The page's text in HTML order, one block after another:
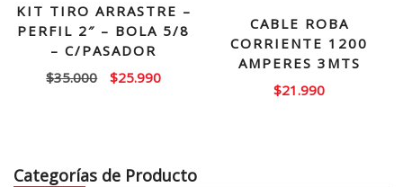
KIT TIRO ARRASTRE –
PERFIL 2″ – BOLA 5/8
– C/PASADOR
$35.000
El
$25.990El
CABLE ROBA
CORRIENTE 1200
AMPERES 3MTS
$21.990
Categorías de Producto